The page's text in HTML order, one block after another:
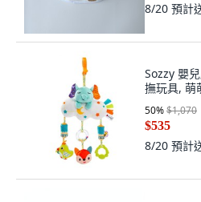
8/20 預計
Sozzy 嬰
撫玩具, 萌
50%$1,070
$535
8/20 預計